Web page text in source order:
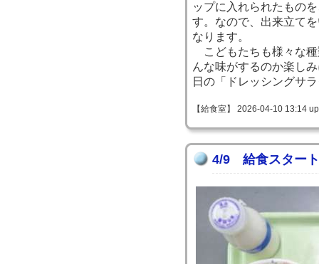
ップに入れられたもの
す。なので、出来立て
なります。
こどもたちも様々な種
んな味がするのか楽し
日の「ドレッシングサ
【給食室】 2026-04-10 13:14
4/9 給食スタート